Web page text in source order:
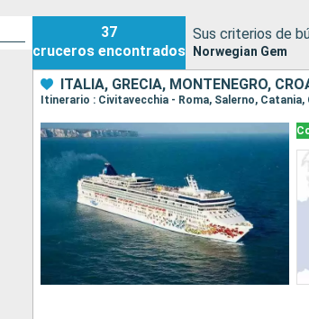
37
cruceros encontrados
Sus criterios de
Norwegian Gem
ITALIA, GRECIA, MONTENEGRO,
Itinerario : Civitavecchia - Roma, Salerno,